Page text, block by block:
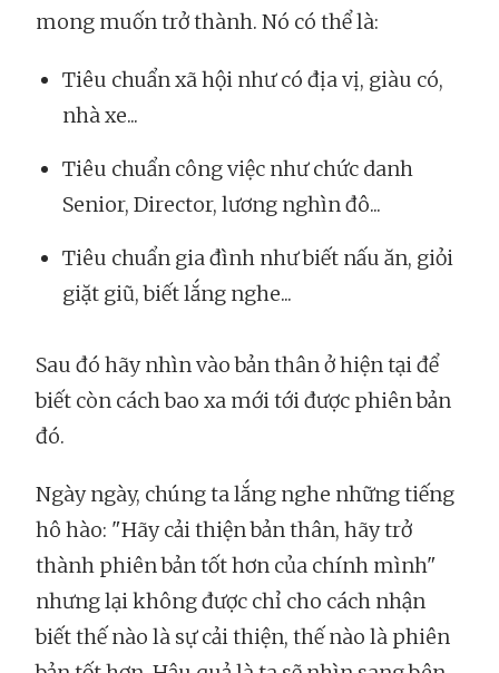
mong muốn trở thành. Nó có thể là:
Tiêu chuẩn xã hội như có địa vị, giàu có,
nhà xe...
Tiêu chuẩn công việc như chức danh
Senior, Director, lương nghìn đô...
Tiêu chuẩn gia đình như biết nấu ăn, giỏi
giặt giũ, biết lắng nghe...
Sau đó hãy nhìn vào bản thân ở hiện tại để
biết còn cách bao xa mới tới được phiên bản
đó.
Ngày ngày, chúng ta lắng nghe những tiếng
hô hào: "Hãy cải thiện bản thân, hãy trở
thành phiên bản tốt hơn của chính mình"
nhưng lại không được chỉ cho cách nhận
biết thế nào là sự cải thiện, thế nào là phiên